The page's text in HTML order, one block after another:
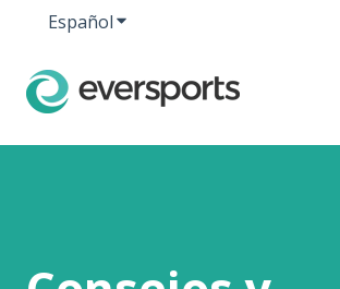
EspañolTraducciones de Mostrar